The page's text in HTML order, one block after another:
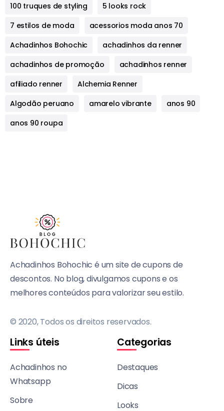
100 truques de styling
5 looks rock
7 estilos de moda
acessorios moda anos 70
Achadinhos Bohochic
achadinhos da renner
achadinhos de promoção
achadinhos renner
afiliado renner
Alchemia Renner
Algodão peruano
amarelo vibrante
anos 90
anos 90 roupa
Achadinhos Bohochic é um site de cupons de
descontos. No blog, divulgamos cupons e os
melhores conteúdos para valorizar seu estilo.
© 2020, Todos os direitos reservados.
Links úteis
Achadinhos no
Whatsapp
Sobre
Categorias
Destaques
Dicas
Looks